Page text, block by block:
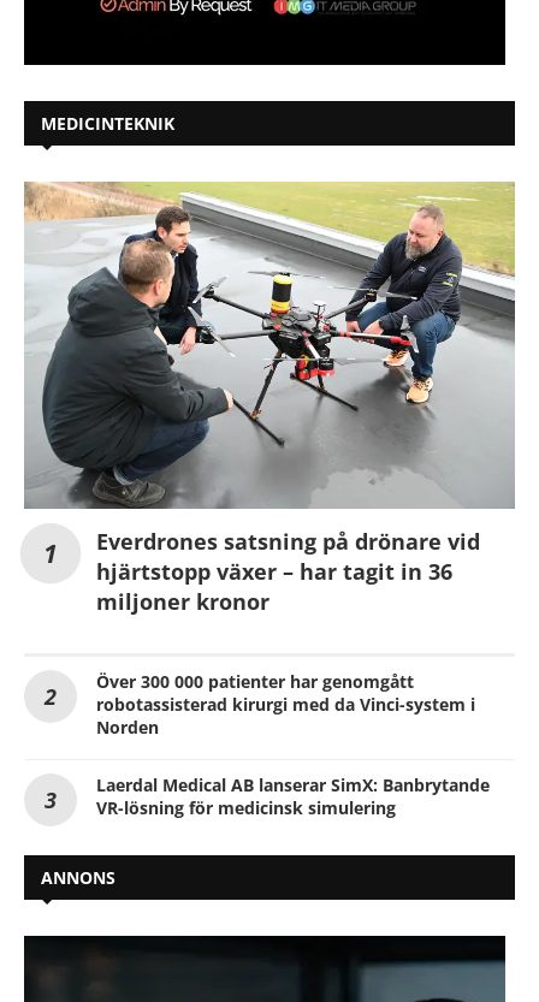
MEDICINTEKNIK
Everdrones satsning på drönare vid
hjärtstopp växer – har tagit in 36
miljoner kronor
Över 300 000 patienter har genomgått
robotassisterad kirurgi med da Vinci-system i
Norden
Laerdal Medical AB lanserar SimX: Banbrytande
VR-lösning för medicinsk simulering
ANNONS